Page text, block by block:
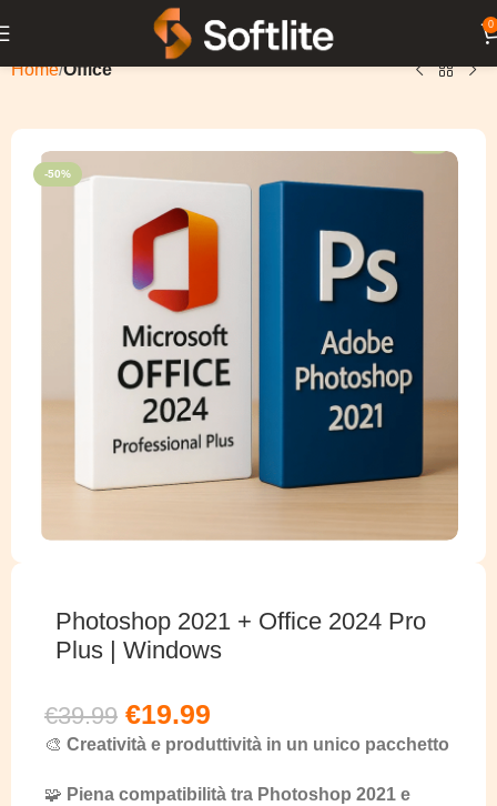
0
Home Office
-50%
Photoshop 2021 + Office 2024 Pro
Plus | Windows
€39.99 €19.99
🎨 Creatività e produttività in un unico pacchetto
🧩 Piena compatibilità tra Photoshop 2021 e